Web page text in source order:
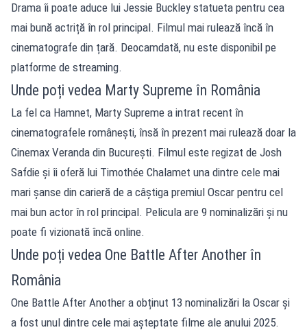
Drama îi poate aduce lui Jessie Buckley statueta pentru cea
mai bună actriță în rol principal. Filmul mai rulează încă în
cinematografe din țară. Deocamdată, nu este disponibil pe
platforme de streaming.
Unde poți vedea Marty Supreme în România
La fel ca Hamnet, Marty Supreme a intrat recent în
cinematografele românești, însă în prezent mai rulează doar la
Cinemax Veranda din București. Filmul este regizat de Josh
Safdie și îi oferă lui Timothée Chalamet una dintre cele mai
mari șanse din carieră de a câștiga premiul Oscar pentru cel
mai bun actor în rol principal. Pelicula are 9 nominalizări și nu
poate fi vizionată încă online.
Unde poți vedea One Battle After Another în
România
One Battle After Another a obținut 13 nominalizări la Oscar și
a fost unul dintre cele mai așteptate filme ale anului 2025.